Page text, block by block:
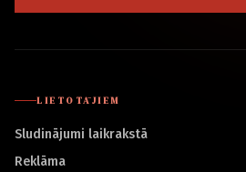
LIETOTĀJIEM
Sludinājumi laikrakstā
Reklāma